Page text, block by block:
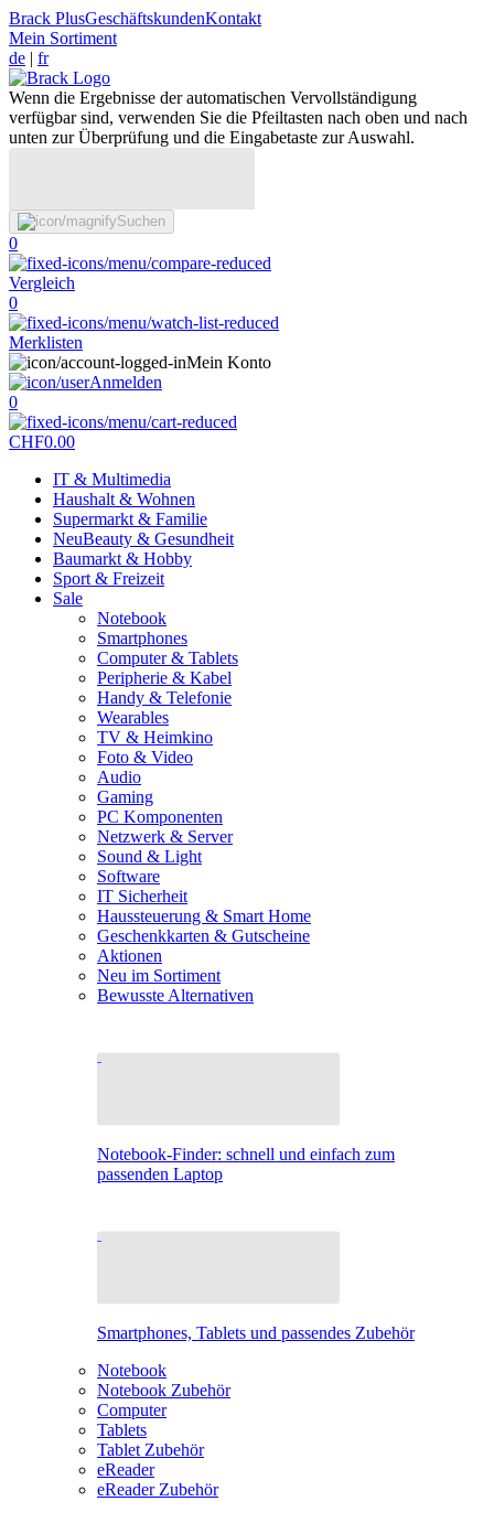
Brack PlusGeschäftskundenKontakt
Mein Sortiment
de | fr
Wenn die Ergebnisse der automatischen Vervollständigung
verfügbar sind, verwenden Sie die Pfeiltasten nach oben und nach
unten zur Überprüfung und die Eingabetaste zur Auswahl.
Suchen
0
Vergleich
0
Merklisten
Mein Konto
Anmelden
0
CHF0.00
IT & Multimedia
Haushalt & Wohnen
Supermarkt & Familie
NeuBeauty & Gesundheit
Baumarkt & Hobby
Sport & Freizeit
Sale
Notebook
Smartphones
Computer & Tablets
Peripherie & Kabel
Handy & Telefonie
Wearables
TV & Heimkino
Foto & Video
Audio
Gaming
PC Komponenten
Netzwerk & Server
Sound & Light
Software
IT Sicherheit
Haussteuerung & Smart Home
Geschenkkarten & Gutscheine
Aktionen
Neu im Sortiment
Bewusste Alternativen
Notebook-Finder: schnell und einfach zum
passenden Laptop
Smartphones, Tablets und passendes Zubehör
Notebook
Notebook Zubehör
Computer
Tablets
Tablet Zubehör
eReader
eReader Zubehör